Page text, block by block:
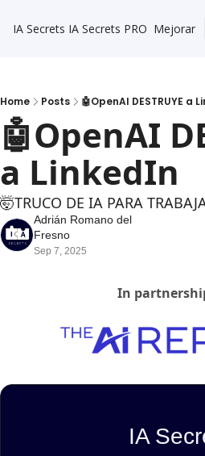
IA Secrets IA Secrets PRO Mejorar
Home Posts 🤖OpenAI DESTRUYE a
🤖OpenAI
a LinkedIn
🤯TRUCO DE IA PARA
Adrián Romano del
Fresno
Sep 7, 2025
In
IA